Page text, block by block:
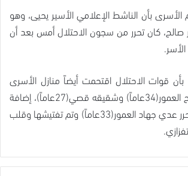
بأن الناشط الإعلامي الأسير يحيى، وهو
صالح، كان تحرر من سجون الاحتلال أمس بعد أن
قوات الاحتلال اقتحمت أيضاً منازل الأسرى
المحررين أسامة صالح العمور(34عاماً) وشقيقه قصي(27عاماً)، إضافة
إلى منزل الأسير المحرر عدي جهاد العمور(33عاماً) وتم تفتيشها وقلب